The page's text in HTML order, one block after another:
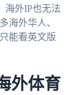
海外IP也无法
海外华人、
能看英文版
外体育